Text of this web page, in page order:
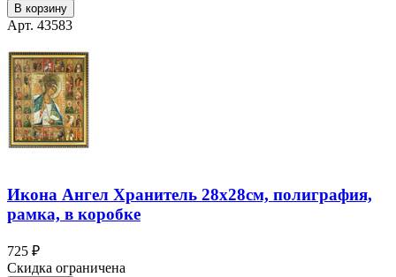
В корзину
Арт. 43583
Икона Ангел Хранитель 28х28см, полиграфия,
рамка, в коробке
725 ₽
Скидка ограничена